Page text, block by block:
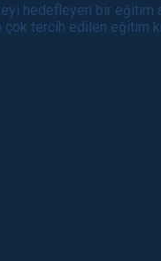
hedefleyen bir
tercih edilen eğitim